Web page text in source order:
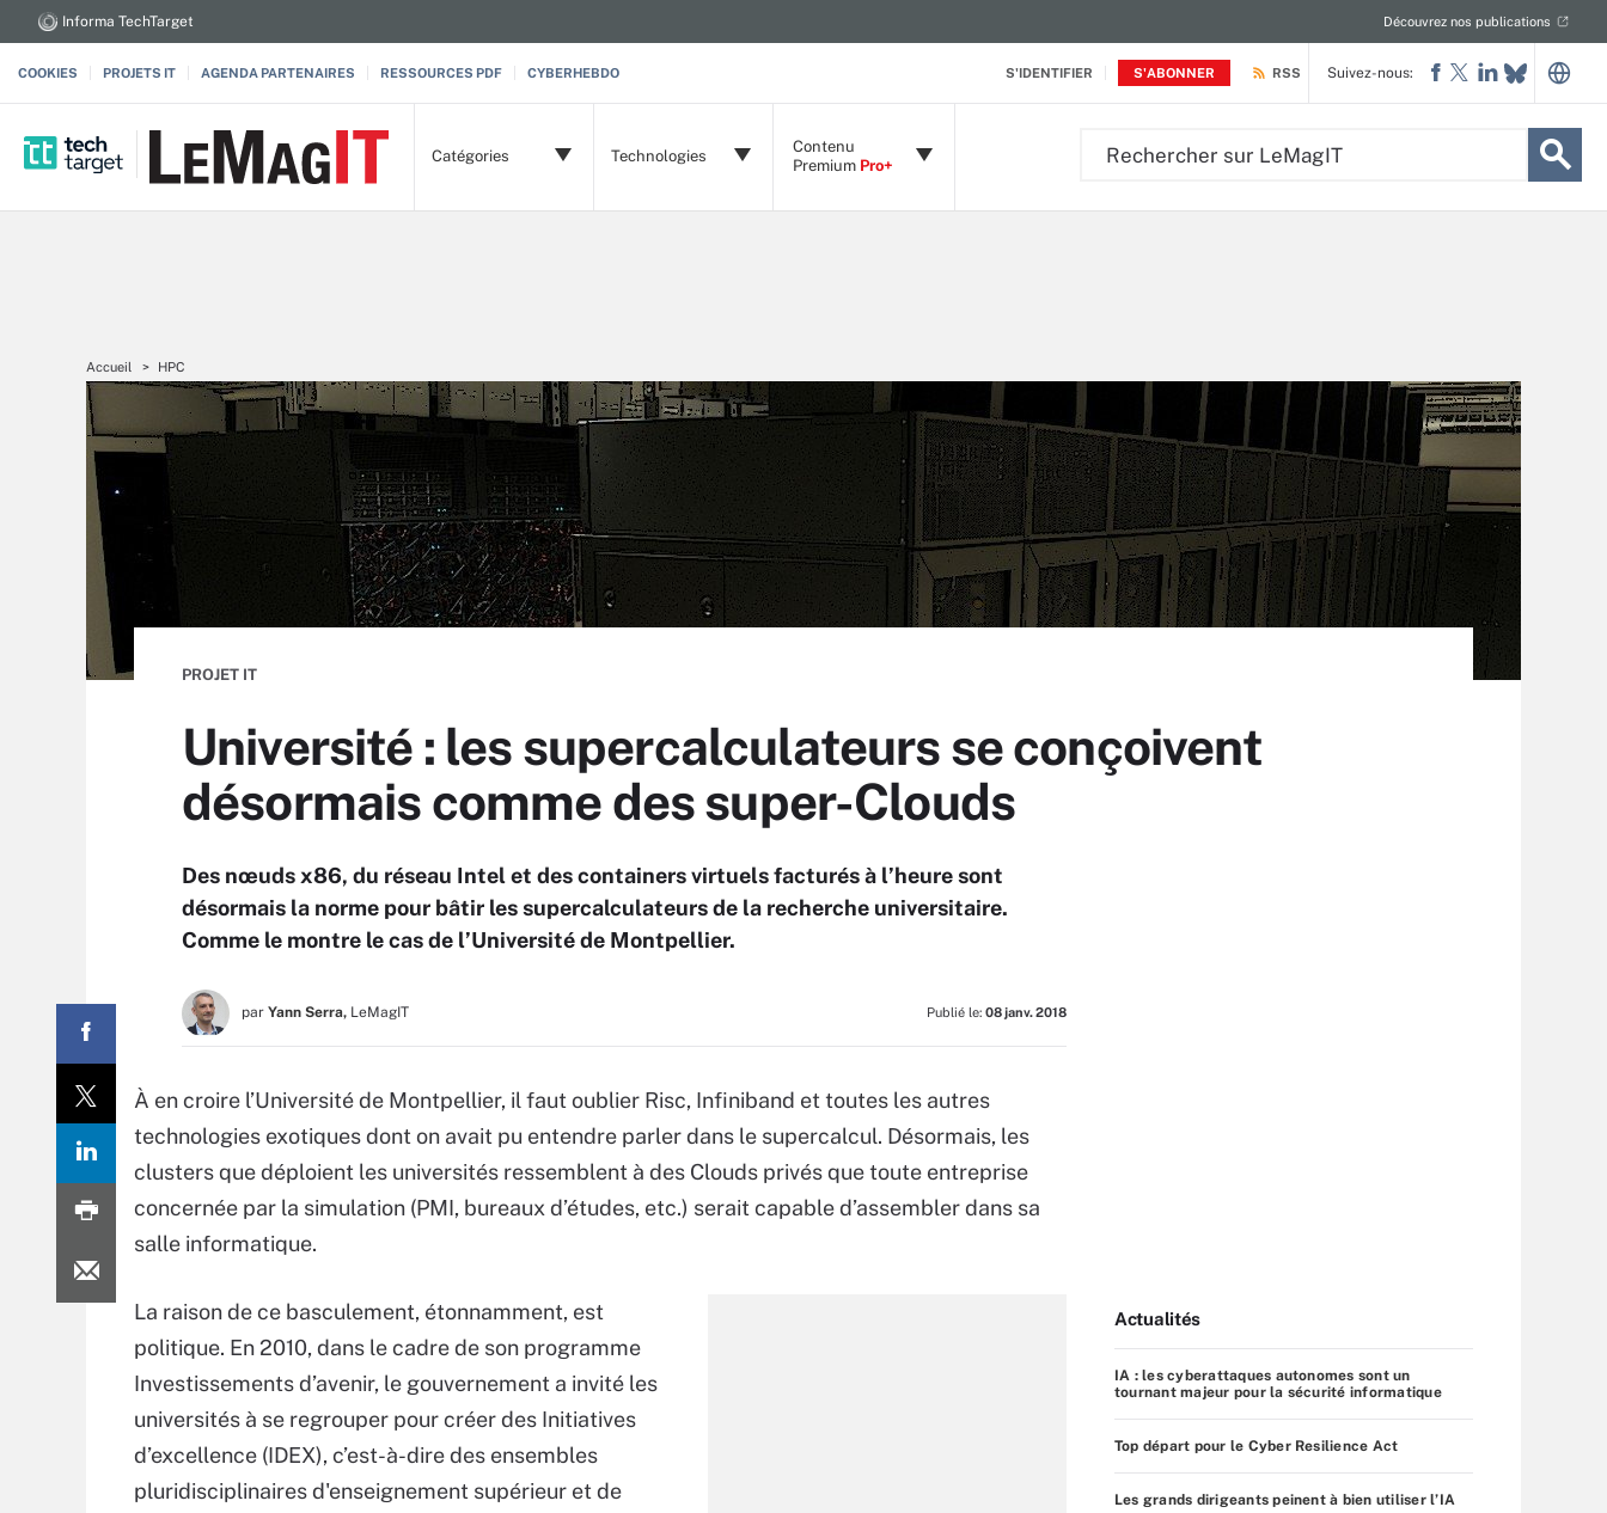
S'IDENTIFIER S'ABONNER
Informa TechTarget Découvrez nos publications
COOKIES PROJETS IT AGENDA PARTENAIRES RESSOURCES PDF CYBERHEBDO RSS
Catégories Technologies
Contenu
Premium Pro+
Suivez-nous:
Accueil HPC
PROJET IT
Université : les supercalculateurs se conçoivent
désormais comme des super-Clouds
Des nœuds x86, du réseau Intel et des containers virtuels facturés à l’heure sont
désormais la norme pour bâtir les supercalculateurs de la recherche universitaire.
Comme le montre le cas de l’Université de Montpellier.
par Yann Serra, LeMagIT Publié le: 08 janv. 2018
À en croire l’Université de Montpellier, il faut oublier Risc, Infiniband et toutes les autres
technologies exotiques dont on avait pu entendre parler dans le supercalcul. Désormais, les
clusters que déploient les universités ressemblent à des Clouds privés que toute entreprise
concernée par la simulation (PMI, bureaux d’études, etc.) serait capable d’assembler dans sa
salle informatique.
La raison de ce basculement, étonnamment, est
politique. En 2010, dans le cadre de son programme
Investissements d’avenir, le gouvernement a invité les
universités à se regrouper pour créer des Initiatives
d’excellence (IDEX), c’est-à-dire des ensembles
pluridisciplinaires d'enseignement supérieur et de
Actualités
IA : les cyberattaques autonomes sont un
tournant majeur pour la sécurité informatique
Top départ pour le Cyber Resilience Act
Les grands dirigeants peinent à bien utiliser l’IA